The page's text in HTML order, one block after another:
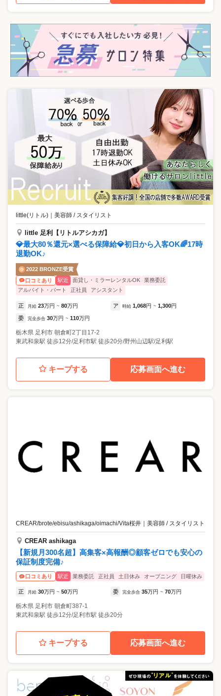
little(リトル) ｜ 美容師 / スタイリスト
little 足利【リトルアシカガ】
💎最大80％還元×選べる保障給💎初日から入客OK🌈17時
退勤OK♪
2022 BRONZE受賞
口コミあり
駅近 面貸し・ミラーレンタルOK
業務委託
アルバイト・パート
正社員 アシスタント
正 月給 23万円 ~ 80万円 ア 時給 1,068円 ~ 1,300円
委 完全歩合 30万円 ~ 110万円
栃木県 足利市 朝倉町2丁目17-2
東武和泉駅 徒歩12分/足利市駅 徒歩20分/野州山辺駅/足利駅
キープする 応募画面へ進む
CREAR/brote/ebisu/ashikaga/oimachi/Vita桜井 美容師 / スタイリスト
CREAR ashikaga
【新規月300名超】高集客×高報酬◎顧客ゼロでも安心の
保証制度完備♪
口コミあり 駅近 業務委託 正社員 土日休み オープニング 日曜休み
正 月給 30万円 ~ 50万円 委 完全歩合 35万円 ~ 70万円
栃木県 足利市 朝倉町387-1
東武和泉駅 徒歩12分/足利市駅 徒歩20分
キープする 応募画面へ進む